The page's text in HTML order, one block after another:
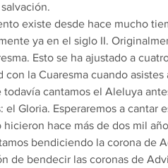
existe desde hace mucho
ya en el siglo II.
Esto se ha ajustado a
con la Cuaresma cuando
todavía cantamos el Aleluya
el Gloria. Esperaremos a cantar
hicieron hace más de dos mil
bendiciendo la corona de
de bendecir las coronas de